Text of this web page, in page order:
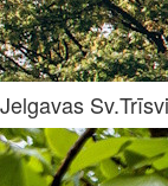
Jelgavas